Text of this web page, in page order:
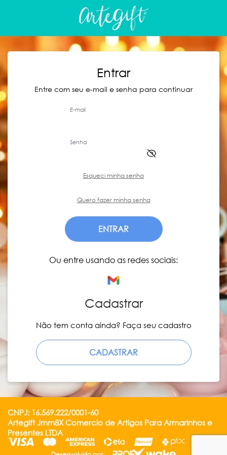
Entrar
Entre com seu e-mail e senha para continuar
E-mail
Senha
Esqueci minha senha
Quero fazer minha senha
ENTRAR
Ou entre usando as redes sociais:
Cadastrar
Não tem conta ainda? Faça seu cadastro
CADASTRAR
CNPJ: 16.569.222/0001-60
Artegift Jmm8X Comercio de Artigos Para Armarinhos e
Presentes LTDA